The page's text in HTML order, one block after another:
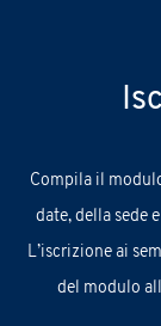
Compila il
date, della sede e
L’iscrizione ai
del modulo